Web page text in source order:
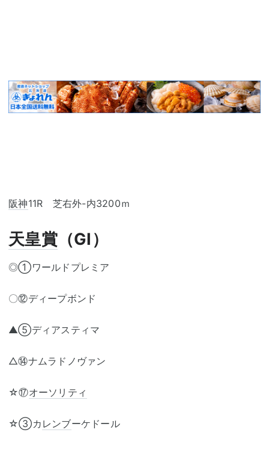
阪神11R 芝右外-内3200ｍ
天皇賞（GⅠ）
◎①ワールドプレミア
〇⑫ディープボンド
▲⑤ディアスティマ
△⑭ナムラドノヴァン
☆⑰オーソリティ
☆③カ レンブーケドール